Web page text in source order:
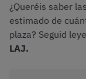
¿Queréis saber
estimado de
plaza? Seguid
LAJ.